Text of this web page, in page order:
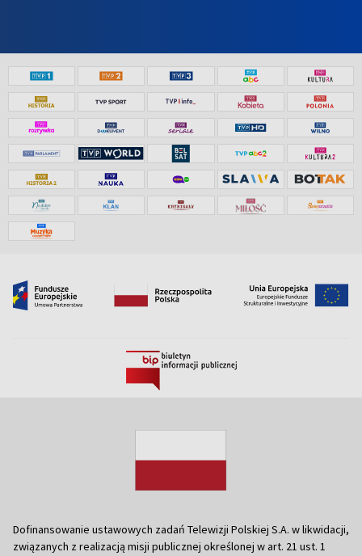
Dofinansowanie ustawowych zadań Telewizji Polskiej S.A. w likwidacji,
związanych z realizacją misji publicznej określonej w art. 21 ust. 1